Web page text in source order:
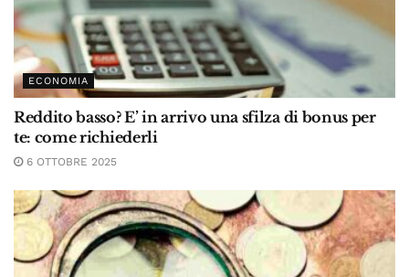
ECONOMIA
Reddito basso? E’ in arrivo una sfilza di bonus per
te: come richiederli
6 OTTOBRE 2025